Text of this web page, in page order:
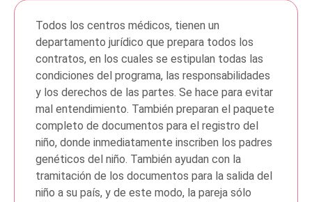
Todos los centros médicos, tienen un
departamento jurídico que prepara todos los
contratos, en los cuales se estipulan todas las
condiciones del programa, las responsabilidades
y los derechos de las partes. Se hace para evitar
mal entendimiento. También preparan el paquete
completo de documentos para el registro del
niño, donde inmediatamente inscriben los padres
genéticos del niño. También ayudan con la
tramitación de los documentos para la salida del
niño a su país, y de este modo, la pareja sólo